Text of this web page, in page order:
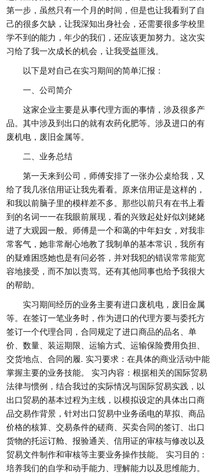
第一步，虽然只有一个月的时间，但是也让我看到了自
己的很多欠缺，让我深知出身社会，还需要很多学校里
学不到的能力，年少的我们，还应该更加努力。这次实
习给了我一次成长的机会，让我受益匪浅。
以下是对自己在实习期间的简单汇报：
一、公司简介
这家企业主要是从事代理方面的事情，涉及很多产
品。其中涉及到出口的就有农药化肥等。涉及进口的有
废机电，废旧金属等。
二、业务总结
第一天来到公司，师傅安排了一张办公桌给我，又
给了我几张信用证让我先看看。原来信用证是这样的，
和我以前脑子里的模样差不多。那些以前只有在书上看
到的名词一一在我眼前展现，看的兴致起处好似刘姥姥
进了大观园一般。师傅是一个和蔼的中年妇女，对我非
常客气，她非常耐心地教了我制单的基本常识，我所有
的疑难困惑她也是有问必答，并对我犯的错误常常能宽
容地接受，而不加以责骂。还有其他同事也给予我很大
的帮助。
实习期间经历的业务主要有进口废机电，废旧金属
等。在签订一笔业务时，作为进口的代理方要与委托方
签订一个代理合同，合同规定了进口商品的品名、单
价、数量、装运期限、运输方式、运输保险费用负担、
交货地点、合同的履. 实习要求：在具体的商业活动中能
掌握主要的业务技能。 实习内容：根据相关的国际贸易
法律与惯例，结合我过的实际情况与国际贸易实践，以
出口贸易的基本过程为主线，以模拟设定的具体出口商
品交易作背景，针对出口贸易中业务函电的草拟、商品
价格的核算、交易条件的磋商、买卖合同的签订、出口
货物的托运订舱、报验通关、信用证的审核与修改以及
贸易文件制作和审核等主要业务操作技能。 实习目的：
培养我们的自学和动手能力、理解能力以及思维能力。